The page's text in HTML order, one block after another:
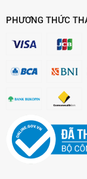
PHƯƠNG THỨC